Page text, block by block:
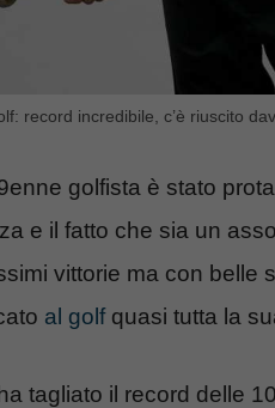
record incredibile, c’è riuscito
golfista è stato
e il fatto che sia un
vittorie ma con belle
al golfquasi tutta la
tagliato il record delle